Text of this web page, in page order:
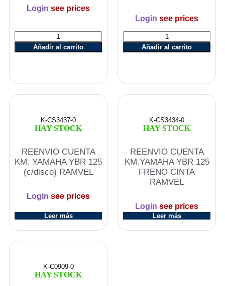
Login see prices
Añadir al carrito
Login see prices
Añadir al carrito
K-CS3437-0
HAY STOCK
REENVIO CUENTA
KM. YAMAHA YBR 125
(c/disco) RAMVEL
Login see prices
Leer más
K-CS3434-0
HAY STOCK
REENVIO CUENTA
KM.YAMAHA YBR 125
FRENO CINTA
RAMVEL
Login see prices
Leer más
K-C0909-0
HAY STOCK